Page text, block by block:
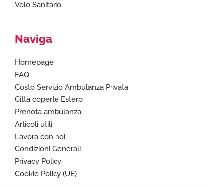
Volo Sanitario
Naviga
Homepage
FAQ
Costo Servizio Ambulanza Privata
Città coperte Estero
Prenota ambulanza
Articoli utili
Lavora con noi
Condizioni Generali
Privacy Policy
Cookie Policy (UE)